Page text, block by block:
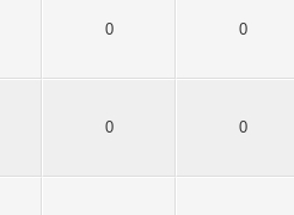
0 0
0 0